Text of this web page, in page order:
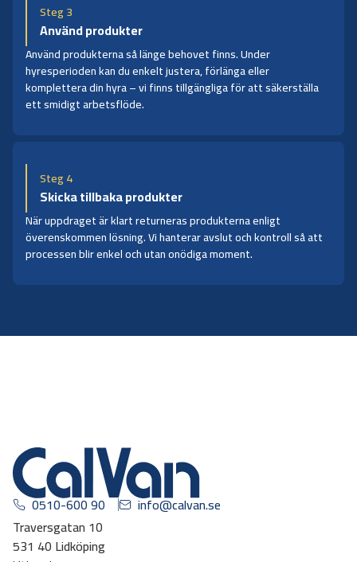
Steg 3
Använd produkter
Använd produkterna så länge behovet finns. Under
hyresperioden kan du enkelt justera, förlänga eller
komplettera din hyra – vi finns tillgängliga för att säkerställa
ett smidigt arbetsflöde.
Steg 4
Skicka tillbaka produkter
När uppdraget är klart returneras produkterna enligt
överenskommen lösning. Vi hanterar avslut och kontroll så att
processen blir enkel och utan onödiga moment.
0510-600 90
info@calvan.se
Traversgatan 10
531 40 Lidköping